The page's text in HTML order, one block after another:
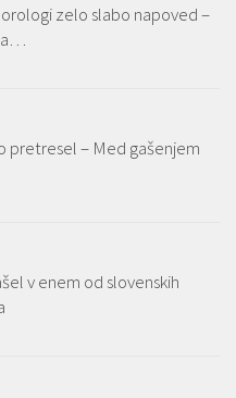
zelo slabo napoved –
pretresel – Med gašenjem
v enem od slovenskih